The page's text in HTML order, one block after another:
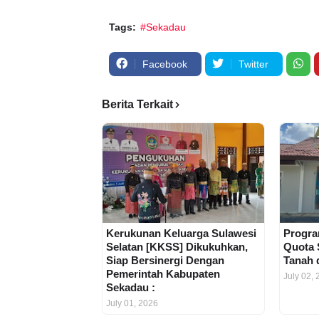
Tags: #Sekadau
Facebook Twitter
Berita Terkait
Kerukunan Keluarga Sulawesi
Selatan [KKSS] Dikukuhkan,
Siap Bersinergi Dengan
Pemerintah Kabupaten
Sekadau :
July 01, 2026
Quota
Tanah
July 02,